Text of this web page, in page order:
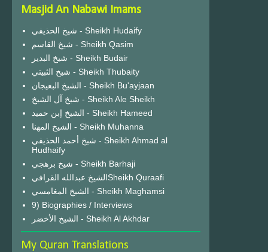
Masjid An Nabawi Imams
شيخ الحذيفي - Sheikh Hudaify
شيخ القاسم - Sheikh Qasim
شيخ البدير - Sheikh Budair
شيخ الثبيتي - Sheikh Thubaity
الشيخ البعيجان - Sheikh Bu'ayjaan
شيخ آل الشيخ - Sheikh Ale Sheikh
الشيخ إبن حميد - Sheikh Hameed
الشيخ المهنا - Sheikh Muhanna
شيخ أحمد الحذيفي - Sheikh Ahmad al
Hudhaify
شيخ برهجي - Sheikh Barhaji
الشيخ عبدالله القرافيSheikh Quraafi
الشيخ المغامسي - Sheikh Maghamsi
9) Biographies / Interviews
الشيخ الأخضر - Sheikh Al Akhdar
My Quran Translations